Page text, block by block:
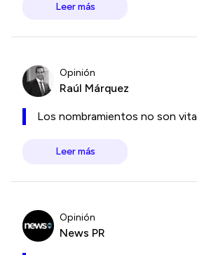
Leer más
Opinión
Raúl Márquez
Los nombramientos no son
Leer más
Opinión
News PR